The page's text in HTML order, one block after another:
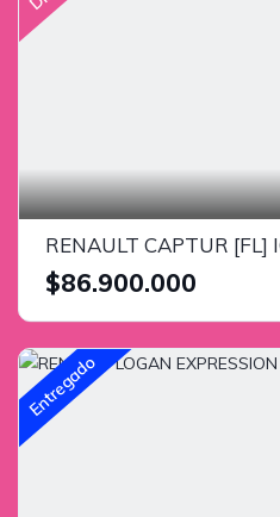
$86.900.000
Entregado